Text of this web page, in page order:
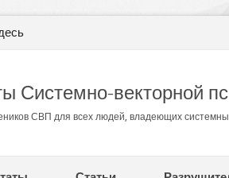
Системно-векторной
СВП для всех людей, владеющих